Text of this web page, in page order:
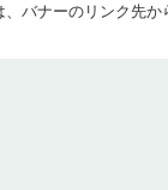
バナーのリンク先か